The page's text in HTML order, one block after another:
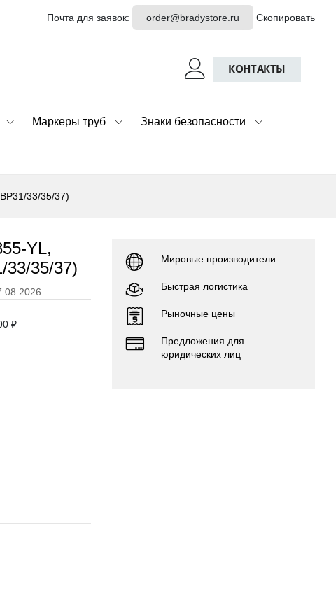
Почта для заявок: order@bradystore.ru Скопировать
КОНТАКТЫ
Маркеры труб Знаки безопасности
33/35/37)
YL,
35/37)
₽
Мировые производители
Быстрая логистика
Рыночные цены
Предложения для
юридических лиц